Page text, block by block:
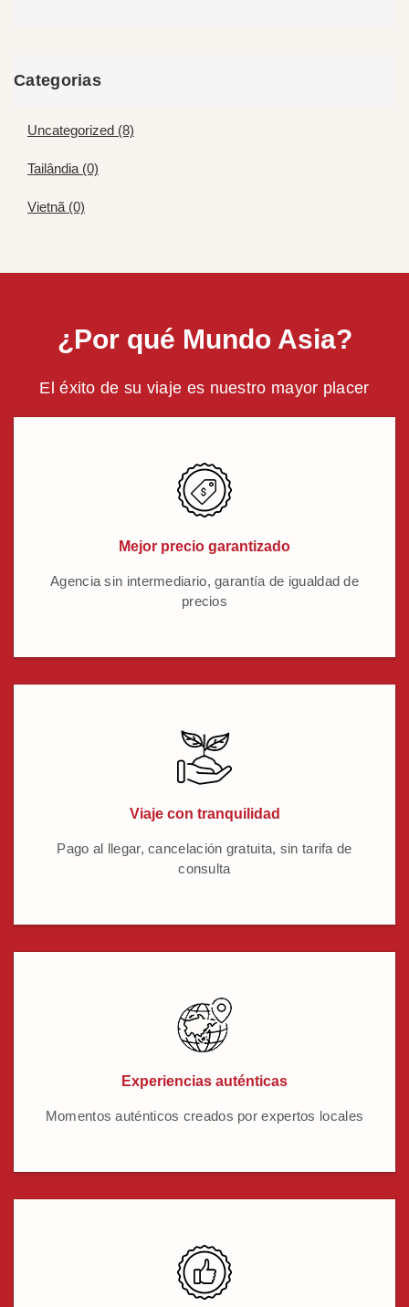
Categorias
Uncategorized (8)
Tailândia (0)
Vietnã (0)
¿Por qué Mundo Asia?
El éxito de su viaje es nuestro mayor placer
Mejor precio garantizado
Agencia sin intermediario, garantía de igualdad de
precios
Viaje con tranquilidad
Pago al llegar, cancelación gratuita, sin tarifa de
consulta
Experiencias auténticas
Momentos auténticos creados por expertos locales